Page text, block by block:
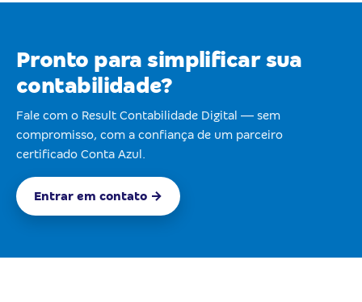
Pronto para simplificar sua
contabilidade?
Fale com o Result Contabilidade Digital — sem
compromisso, com a confiança de um parceiro
certificado Conta Azul.
Entrar em contato →